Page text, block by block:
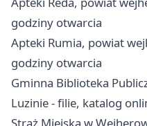
godziny otwarcia
Apteki Rumia, powiat
godziny otwarcia
Gminna Biblioteka
Luzinie - filie, katalog